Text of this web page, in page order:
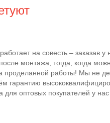
на совесть – заказав у
монтажа, тогда, когда
проделанной работы! Мы не
гарантию
для оптовых покупателей у